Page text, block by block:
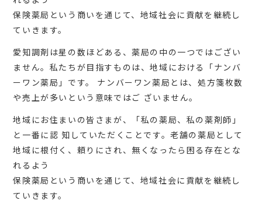
保険薬局という商いを通じて、地域社会に貢献を継続し
ていきます。
愛知調剤は星の数ほどある、薬局の中の⼀つではござい
ません。私たちが⽬指すものは、地域における「ナンバ
ーワン薬局」です。 ナンバーワン薬局とは、処⽅箋枚数
や売上が多いという意味ではご ざいません。
地域にお住まいの皆さまが、「私の薬局、私の薬剤師」
と⼀番に認 知していただくことです。⽼舗の薬局として
地域に根付く、頼りにされ、無くなったら困る存在とな
れるよう
保険薬局という商いを通じて、地域社会に貢献を継続し
ていきます。